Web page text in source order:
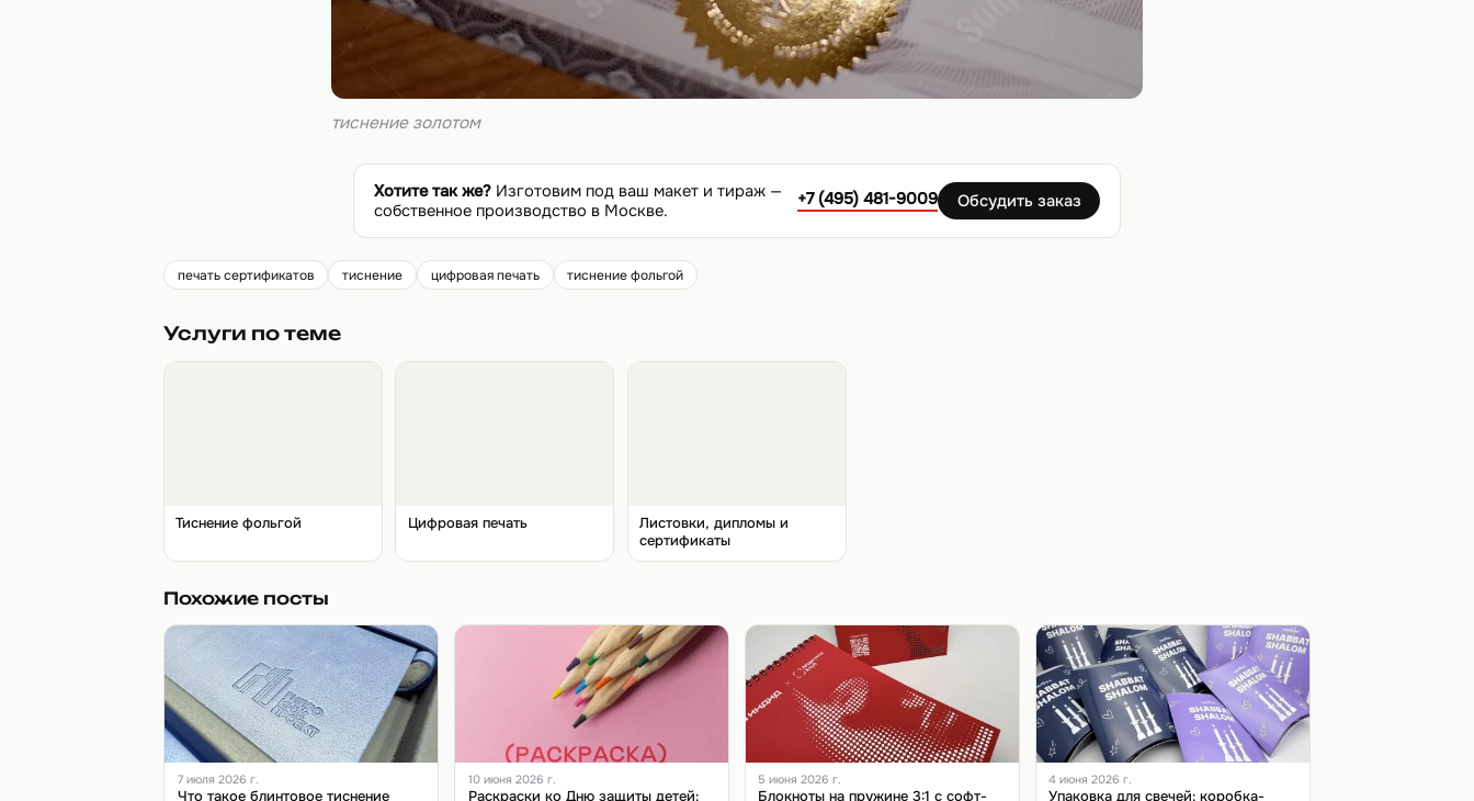
тиснение золотом
Хотите так же?Изготовим под ваш макет и тираж —
собственное производство в Москве.
+7 (495) 481-9009 Обсудить заказ
печать сертификатов тиснение цифровая печать тиснение фольгой
Услуги по теме
Тиснение фольгой Цифровая печать
Листовки, дипломы и
сертификаты
Похожие посты
7 июля 2026 г.
Что такое блинтовое тиснение
10 июня 2026 г.
Раскраски ко Дню защиты детей:
5 июня 2026 г.
Блокноты на пружине 3:1 с софт-
4 июня 2026 г.
Упаковка для свечей: коробка-